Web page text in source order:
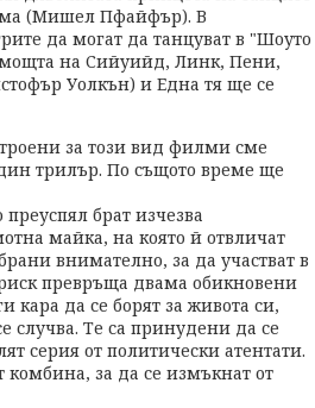
(Мишел Пфайфър). В
да могат да танцуват в "Шоуто
на Сийуийд, Линк, Пени,
Уолкън) и Една тя ще се
за този вид филми сме
трилър. По същото време ще
брат изчезва
майка, на която й отвличат
внимателно, за да участват в
превръща двама обикновени
кара да се борят за живота си,
случва. Те са принудени да се
серия от политически атентати.
за да се измъкнат от